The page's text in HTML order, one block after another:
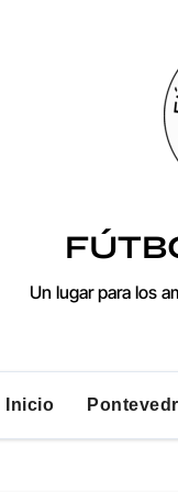
Un lugar para los
Inicio